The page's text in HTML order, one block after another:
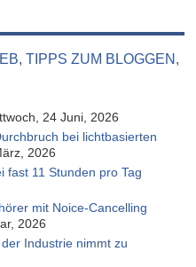
TIPPS ZUM BLOGGEN,
24 Juni, 2026
bei lichtbasierten
2026
fast 11 Stunden pro Tag
mit Noice-Cancelling
2026
Industrie nimmt zu